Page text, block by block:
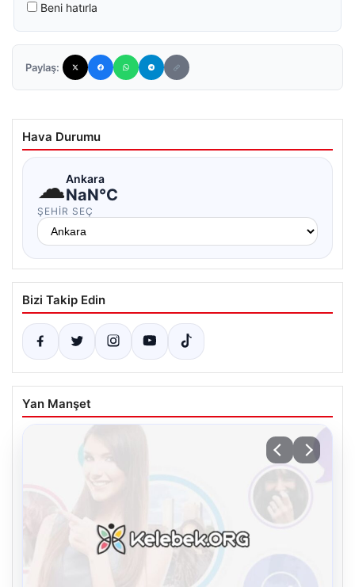
Beni hatırla
Paylaş:
Hava Durumu
☁Ankara
NaN°C
ŞEHIR SEÇ
Bizi Takip Edin
Yan Manşet